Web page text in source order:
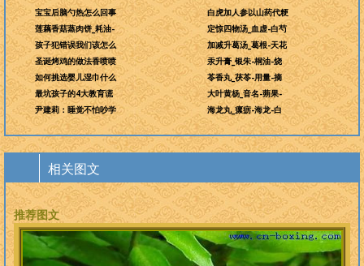
宝宝后脑勺热怎么回事
莲藕香菇蒸肉饼_耗油-
孩子犯错误我们该怎么
圣诞烤鸡的做法香喷喷
如何挑选婴儿湿巾什么
最坑孩子的4大教育谎
尹建莉：睡觉不怕吵学
白虎加人参以山药代粳
定惊四物汤_血虚-白芍
加减升葛汤_葛根-天花
汞升膏_银朱-桐油-烧
苓香丸_茯苓-用量-摘
大叶黄杨_音名-蒴果-
海龙丸_瘰疬-海龙-白
相关图文
推荐图文